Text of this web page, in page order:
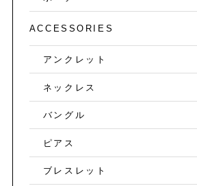
ACCESSORIES
アンクレット
ネックレス
バングル
ピアス
ブレスレット